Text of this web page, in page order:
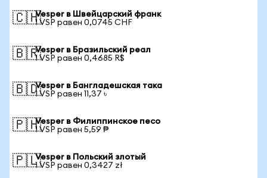
🇨🇭Vesper в Швейцарский франк
1 VSP равен 0,0745 CHF
🇧🇷Vesper в Бразильский реал
1 VSP равен 0,4685 R$
🇧🇩Vesper в Бангладешская така
1 VSP равен 11,37 ৳
🇵🇭Vesper в Филиппинское песо
1 VSP равен 5,59 ₱
🇵🇱Vesper в Польский злотый
1 VSP равен 0,3427 zł